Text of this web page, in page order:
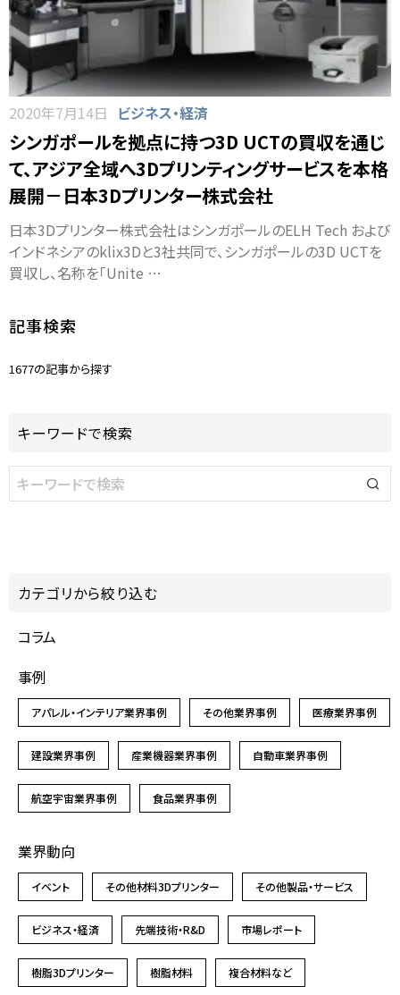
2020年7月14日 ビジネス・経済
シンガポールを拠点に持つ3D UCTの買収を通じ
て、アジア全域へ3Dプリンティングサービスを本格
展開－日本3Dプリンター株式会社
日本3Dプリンター株式会社はシンガポールのELH Tech および
インドネシアのklix3Dと3社共同で、シンガポールの3D UCTを
買収し、名称を「Unite …
記事検索
1677の記事から探す
キーワードで検索
カテゴリから絞り込む
コラム
事例
アパレル・インテリア業界事例 その他業界事例 医療業界事例
建設業界事例 産業機器業界事例 自動車業界事例
航空宇宙業界事例 食品業界事例
業界動向
イベント その他材料3Dプリンター その他製品・サービス
ビジネス・経済 先端技術・R&D 市場レポート
樹脂3Dプリンター 樹脂材料 複合材料など